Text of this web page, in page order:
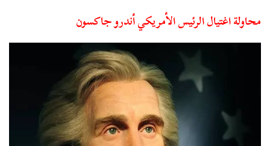
محاولة اغتيال الرئيس الأمريكي أندرو جاكسون